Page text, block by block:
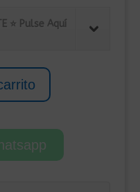
actual
145,00€.
⭐ Pulse Aquí